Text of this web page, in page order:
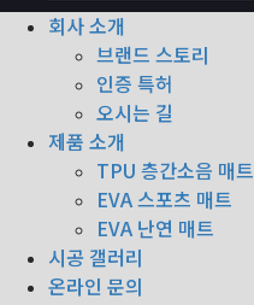
회사 소개
브랜드 스토리
인증 특허
오시는 길
제품 소개
TPU 층간소음 매트
EVA 스포츠 매트
EVA 난연 매트
시공 갤러리
온라인 문의